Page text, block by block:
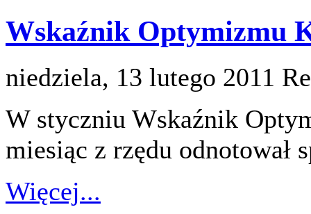
Wskaźnik Optymizmu
niedziela, 13 lutego 2011
W styczniu Wskaźnik
miesiąc z rzędu odnotował
Więcej...